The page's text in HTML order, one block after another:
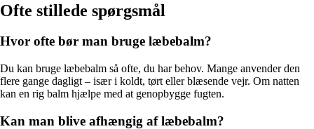
Ofte stillede spørgsmål
Hvor ofte bør man bruge læbebalm?
Du kan bruge læbebalm så ofte, du har behov. Mange anvender den
flere gange dagligt – især i koldt, tørt eller blæsende vejr. Om natten
kan en rig balm hjælpe med at genopbygge fugten.
Kan man blive afhængig af læbebalm?